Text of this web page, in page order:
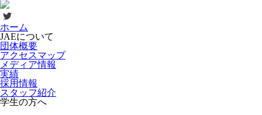
ホーム
JAEについて
団体概要
アクセスマップ
メディア情報
実績
採用情報
スタッフ紹介
学生の方へ